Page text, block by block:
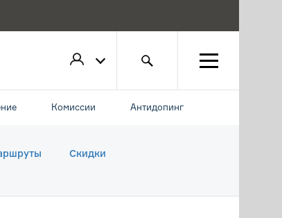
Комиссии Антидопинг
Скидки